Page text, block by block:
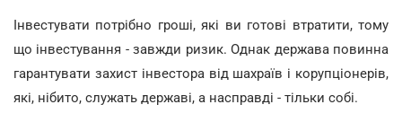
Інвестувати потрібно гроші, які ви готові втратити, тому
що інвестування - завжди ризик. Однак держава повинна
гарантувати захист інвестора від шахраїв і корупціонерів,
які, нібито, служать державі, а насправді - тільки собі.